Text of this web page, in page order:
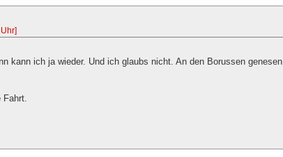
kann ich ja wieder. Und ich glaubs nicht. An den Borussen genesen,